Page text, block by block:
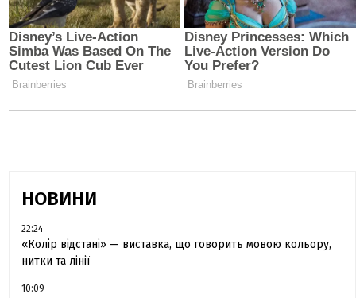
НОВИНИ
22:24
«Колір відстані» — виставка, що говорить мовою кольору,
нитки та лінії
10:09